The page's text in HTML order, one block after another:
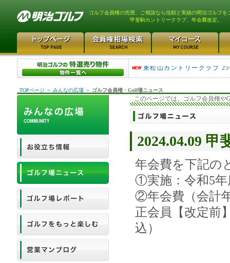
ゴルフ会員権の売買、ご相談なら信頼と実績の明治ゴルフを
甲斐駒カントリークラブ、年会費改定。
平塚富士見カントリーク
東松山カントリークラブ
TOPページ ＞ みんなの広場 ＞ ゴルフ会員権・Golf場ニュース
このページでは、ゴルフ会員権や
2024.04.09
年会費を下記の
①実施：令和5年
②年会費（会計
正会員【改定前
込）